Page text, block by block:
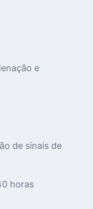
e
de sinais de
horas